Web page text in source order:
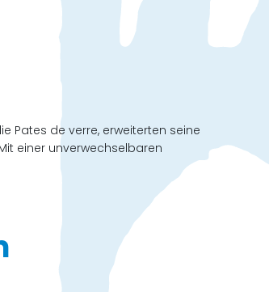
Pates de verre, erweiterten seine
einer unverwechselbaren